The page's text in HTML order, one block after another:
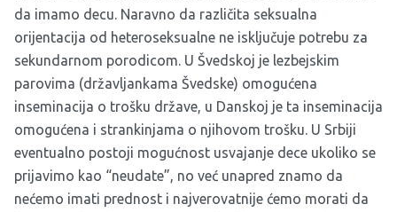
da imamo decu. Naravno da različita seksualna
orijentacija od heteroseksualne ne isključuje potrebu za
sekundarnom porodicom. U Švedskoj je lezbejskim
parovima (državljankama Švedske) omogućena
inseminacija o trošku države, u Danskoj je ta inseminacija
omogućena i strankinjama o njihovom trošku. U Srbiji
eventualno postoji mogućnost usvajanje dece ukoliko se
prijavimo kao “neudate”, no već unapred znamo da
nećemo imati prednost i najverovatnije ćemo morati da